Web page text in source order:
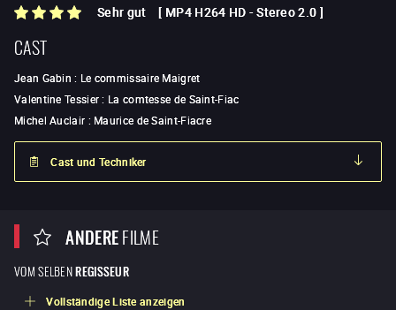
Sehr gut [ MP4 H264 HD -Stereo 2.0 ]
CAST
Jean Gabin : Le commissaire Maigret
Valentine Tessier: La comtesse de Saint-Fiac
Michel Auclair : Maurice de Saint-Fiacre
Cast und Techniker
ANDEREFILME
VOM SELBENREGISSEUR
Vollständige Liste anzeigen